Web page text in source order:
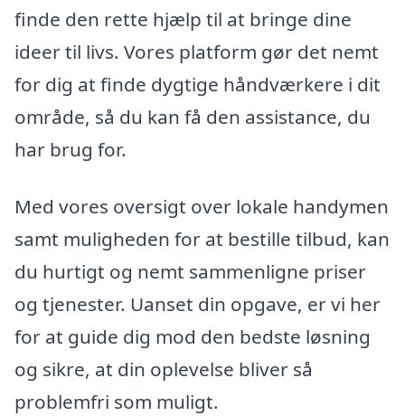
finde den rette hjælp til at bringe dine
ideer til livs. Vores platform gør det nemt
for dig at finde dygtige håndværkere i dit
område, så du kan få den assistance, du
har brug for.
Med vores oversigt over lokale handymen
samt muligheden for at bestille tilbud, kan
du hurtigt og nemt sammenligne priser
og tjenester. Uanset din opgave, er vi her
for at guide dig mod den bedste løsning
og sikre, at din oplevelse bliver så
problemfri som muligt.